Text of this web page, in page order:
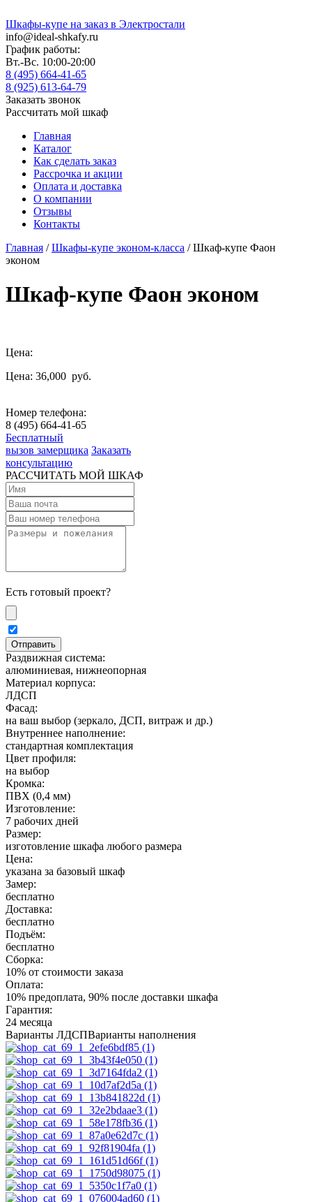
Шкафы-купе на заказ в Электростали
info@ideal-shkafy.ru
График работы:
Вт.-Вс. 10:00-20:00
8 (495) 664-41-65
8 (925) 613-64-79
Заказать звонок
Рассчитать мой шкаф
Главная
Каталог
Как сделать заказ
Рассрочка и акции
Оплата и доставка
О компании
Отзывы
Контакты
Главная /Шкафы-купе эконом-класса / Шкаф-купе Фаон
эконом
Шкаф-купе Фаон эконом
Цена:
Цена: 36,000 руб.
Номер телефона:
8 (495) 664-41-65
Бесплатный
вызов замерщика Заказать
консультацию
РАССЧИТАТЬ МОЙ ШКАФ
Есть готовый проект?
Раздвижная система:
алюминиевая, нижнеопорная
Материал корпуса:
ЛДСП
Фасад:
на ваш выбор (зеркало, ДСП, витраж и др.)
Внутреннее наполнение:
стандартная комплектация
Цвет профиля:
на выбор
Кромка:
ПВХ (0,4 мм)
Изготовление:
7 рабочих дней
Размер:
изготовление шкафа любого размера
Цена:
указана за базовый шкаф
Замер:
бесплатно
Доставка:
бесплатно
Подъём:
бесплатно
Сборка:
10% от стоимости заказа
Оплата:
10% предоплата, 90% после доставки шкафа
Гарантия:
24 месяца
Варианты ЛДСПВарианты наполнения